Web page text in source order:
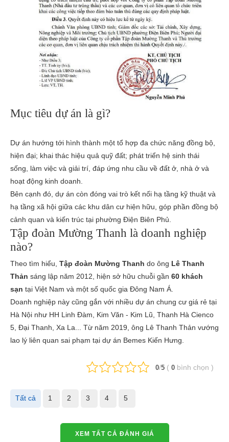
Mục tiêu dự án là gì?
Dự án hướng tới hình thành một tổ hợp đa chức năng đồng bộ,
hiện đại; khai thác hiệu quả quỹ đất; phát triển hệ sinh thái
sống, làm việc và giải trí, đáp ứng nhu cầu về đất ở, nhà ở và
hoạt động kinh doanh.
Bên cạnh đó, dự án còn đóng vai trò kết nối hạ tầng kỹ thuật và
hạ tầng xã hội giữa các khu dân cư hiện hữu, góp phần đồng bộ
cảnh quan và kiến trúc tại phường Điện Biên Phủ.
Tập đoàn Mường Thanh là doanh nghiệp
nào?
Theo tìm hiểu, Tập đoàn Mường Thanh do ông Lê Thanh
Thản sáng lập năm 2012, hiện sở hữu chuỗi gần 60 khách
sạn tại Việt Nam và một số quốc gia Đông Nam Á.
Doanh nghiệp này cũng gắn với nhiều dự án chung cư giá rẻ tại
Hà Nội như HH Linh Đàm, Kim Văn - Kim Lũ, Thanh Hà Cienco
5, Đại Thanh, Xa La... Từ năm 2019, ông Lê Thanh Thản vướng
lao lý liên quan sai phạm tại dự án Bemes Kiến Hưng.
0/5 ( 0 bình chọn )
Tất cả 1 2 3 4 5
XEM TẤT CẢ ĐÁNH GIÁ